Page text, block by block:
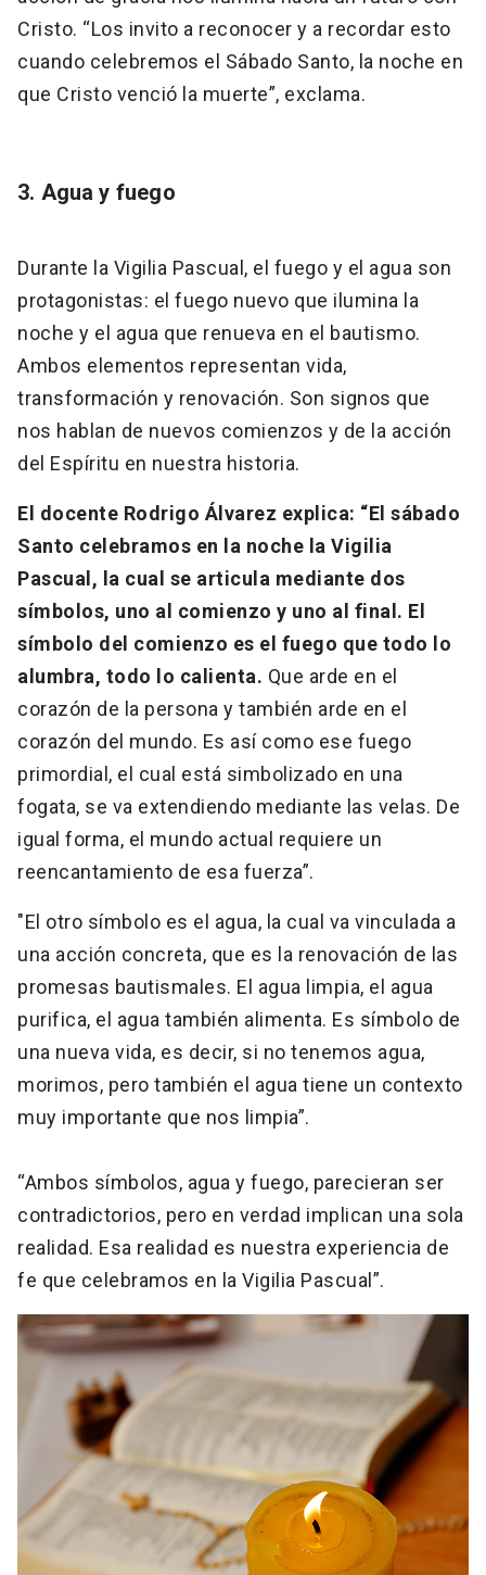
Cristo. “Los invito a reconocer y a recordar esto
cuando celebremos el Sábado Santo, la noche en
que Cristo venció la muerte”, exclama.
3. Agua y fuego
Durante la Vigilia Pascual, el fuego y el agua son
protagonistas: el fuego nuevo que ilumina la
noche y el agua que renueva en el bautismo.
Ambos elementos representan vida,
transformación y renovación. Son signos que
nos hablan de nuevos comienzos y de la acción
del Espíritu en nuestra historia.
El docente Rodrigo Álvarez explica: “El sábado
Santo celebramos en la noche la Vigilia
Pascual, la cual se articula mediante dos
símbolos, uno al comienzo y uno al final. El
símbolo del comienzo es el fuego que todo lo
alumbra, todo lo calienta. Que arde en el
corazón de la persona y también arde en el
corazón del mundo. Es así como ese fuego
primordial, el cual está simbolizado en una
fogata, se va extendiendo mediante las velas. De
igual forma, el mundo actual requiere un
reencantamiento de esa fuerza”.
"El otro símbolo es el agua, la cual va vinculada a
una acción concreta, que es la renovación de las
promesas bautismales. El agua limpia, el agua
purifica, el agua también alimenta. Es símbolo de
una nueva vida, es decir, si no tenemos agua,
morimos, pero también el agua tiene un contexto
muy importante que nos limpia”.
“Ambos símbolos, agua y fuego, parecieran ser
contradictorios, pero en verdad implican una sola
realidad. Esa realidad es nuestra experiencia de
fe que celebramos en la Vigilia Pascual”.